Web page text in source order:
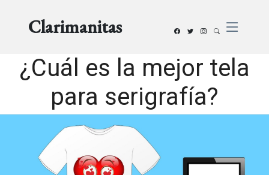
Clarimanitas
¿Cuál es la mejor tela
para serigrafía?